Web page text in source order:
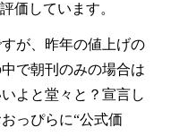
価しています。
が、昨年の値上げの
で朝刊のみの場合は
よと堂々と？宣言し
っぴらに“公式価